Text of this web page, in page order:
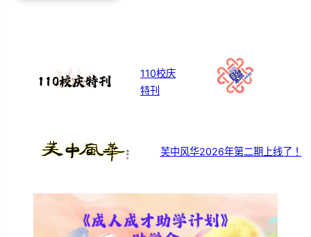
110校庆
特刊
芙中风华2026年第二期上线了！